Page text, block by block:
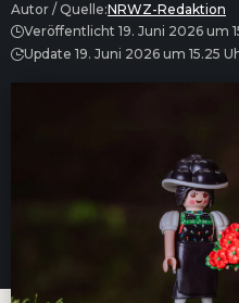
Autor / Quelle:NRWZ-Redaktion
Veröffentlicht 19. Juni 2026 um
Update 19. Juni 2026 um 15.25